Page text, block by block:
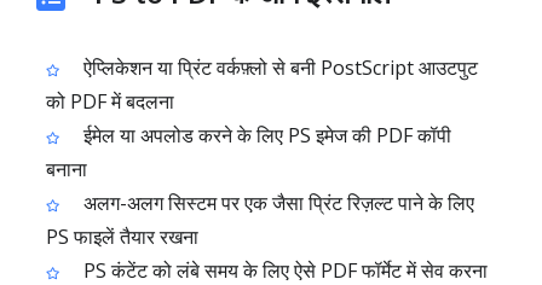
ऐप्लिकेशन या प्रिंट वर्कफ़्लो से बनी PostScript आउटपुट
को PDF में बदलना
ईमेल या अपलोड करने के लिए PS इमेज की PDF कॉपी
बनाना
अलग-अलग सिस्टम पर एक जैसा प्रिंट रिज़ल्ट पाने के लिए
PS फाइलें तैयार रखना
PS कंटेंट को लंबे समय के लिए ऐसे PDF फॉर्मेट में सेव करना